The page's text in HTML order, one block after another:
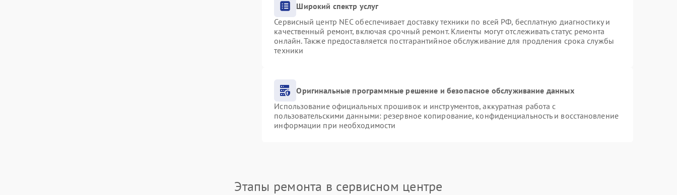
Широкий спектр услуг
Сервисный центр NEC обеспечивает доставку техники по всей РФ, бесплатную диагностику и
качественный ремонт, включая срочный ремонт. Клиенты могут отслеживать статус ремонта
онлайн. Также предоставляется постгарантийное обслуживание для продления срока службы
техники
Оригинальные программные решение и безопасное обслуживание данных
Использование официальных прошивок и инструментов, аккуратная работа с
пользовательскими данными: резервное копирование, конфиденциальность и восстановление
информации при необходимости
Этапы ремонта в сервисном центре